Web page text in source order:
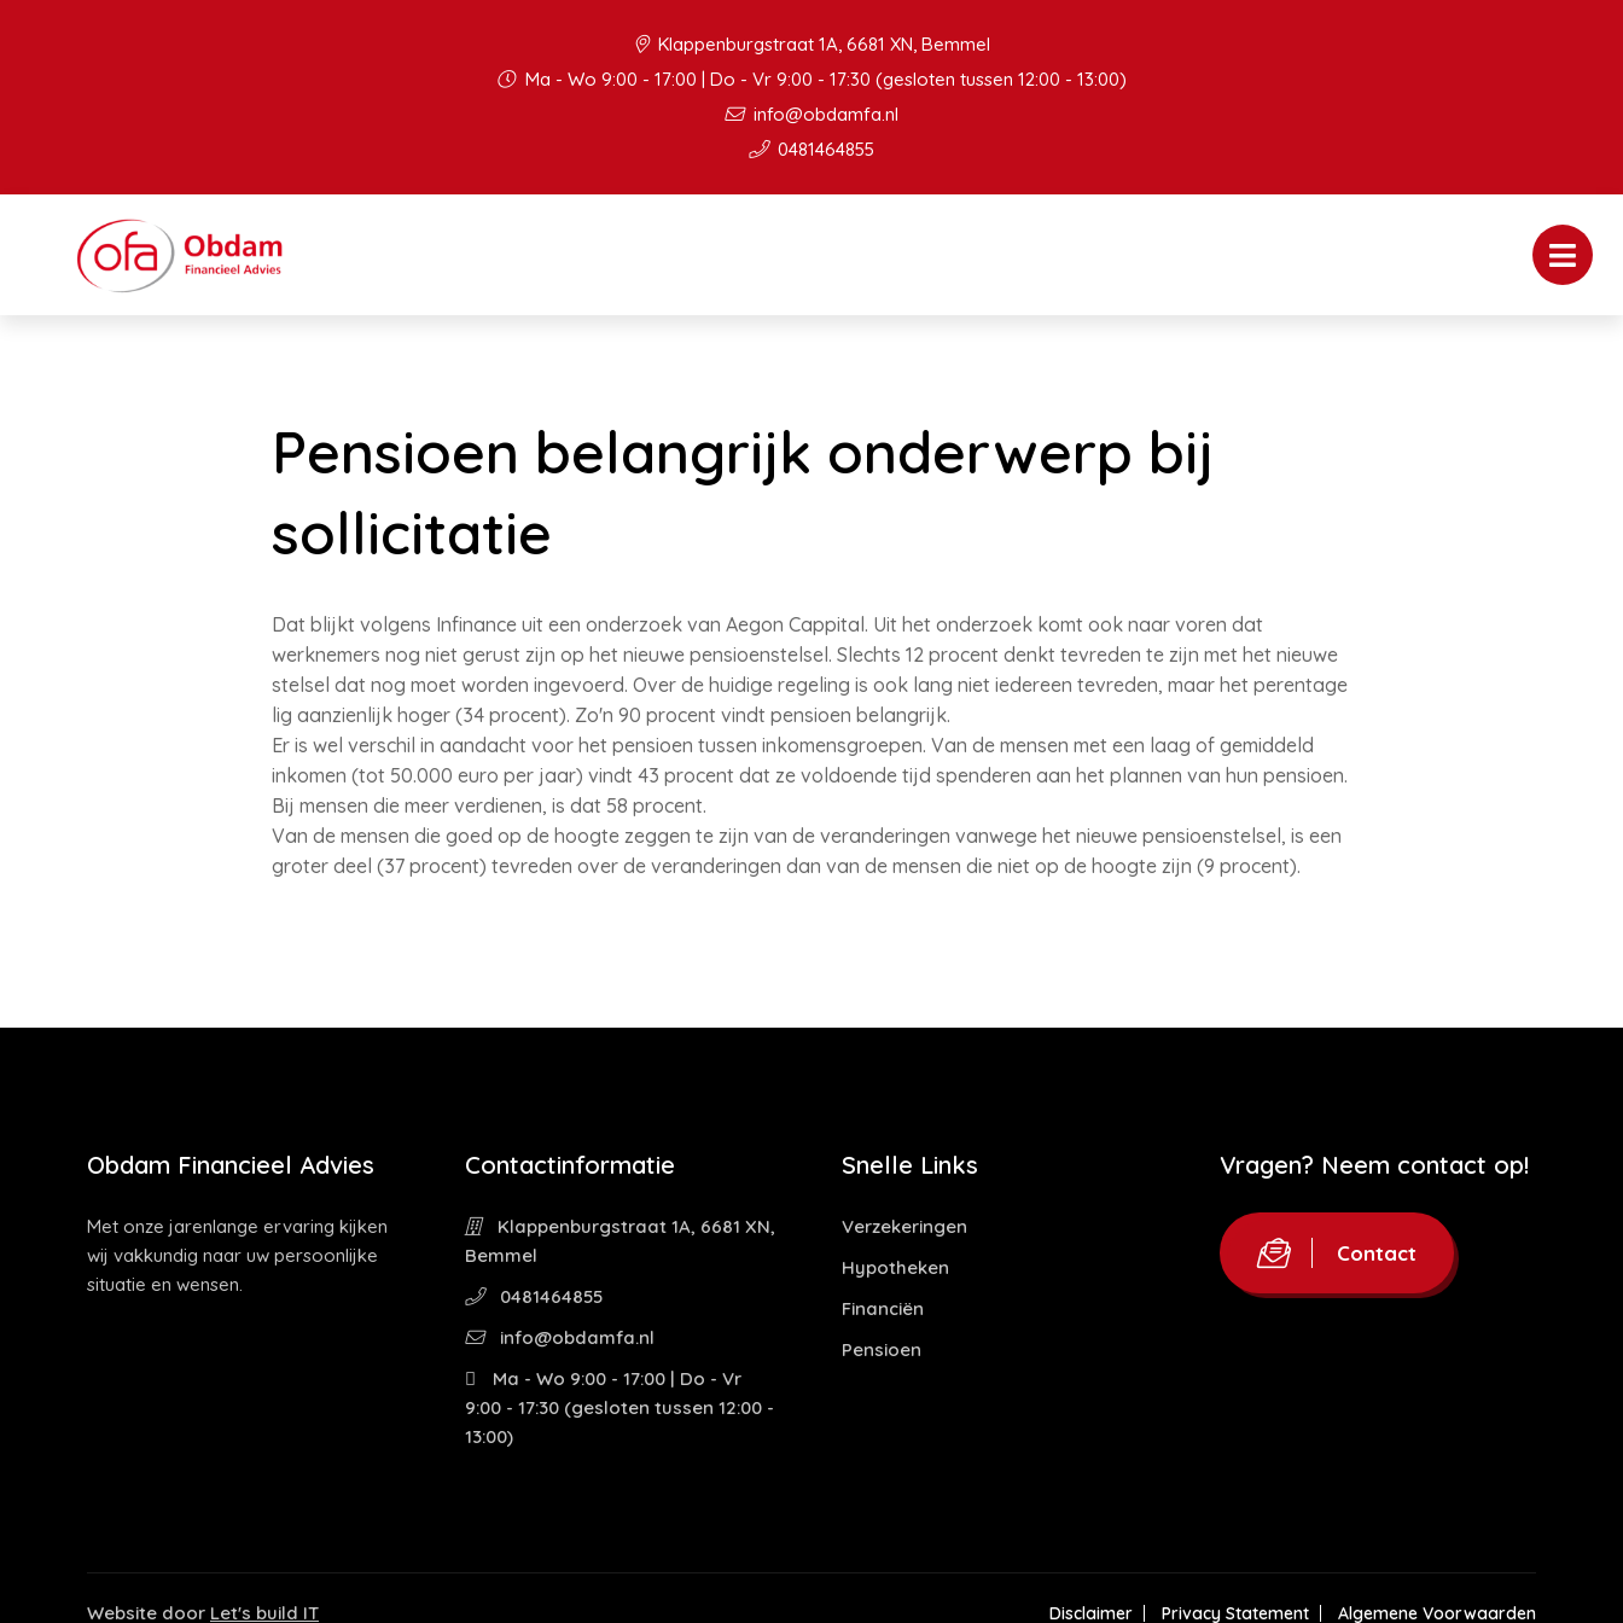
Klappenburgstraat 1A, 6681 XN, Bemmel
Ma - Wo 9:00 - 17:00 | Do - Vr 9:00 - 17:30 (gesloten tussen 12:00 - 13:00)
info@obdamfa.nl
0481464855
Pensioen belangrijk onderwerp bij
sollicitatie
Dat blijkt volgens Infinance uit een onderzoek van Aegon Cappital. Uit het onderzoek komt ook naar voren dat
werknemers nog niet gerust zijn op het nieuwe pensioenstelsel. Slechts 12 procent denkt tevreden te zijn met het nieuwe
stelsel dat nog moet worden ingevoerd. Over de huidige regeling is ook lang niet iedereen tevreden, maar het perentage
lig aanzienlijk hoger (34 procent). Zo'n 90 procent vindt pensioen belangrijk.
Er is wel verschil in aandacht voor het pensioen tussen inkomensgroepen. Van de mensen met een laag of gemiddeld
inkomen (tot 50.000 euro per jaar) vindt 43 procent dat ze voldoende tijd spenderen aan het plannen van hun pensioen.
Bij mensen die meer verdienen, is dat 58 procent.
Van de mensen die goed op de hoogte zeggen te zijn van de veranderingen vanwege het nieuwe pensioenstelsel, is een
groter deel (37 procent) tevreden over de veranderingen dan van de mensen die niet op de hoogte zijn (9 procent).
Obdam Financieel Advies
Met onze jarenlange ervaring kijken
wij vakkundig naar uw persoonlijke
situatie en wensen.
Contactinformatie
Klappenburgstraat 1A, 6681 XN,
Bemmel
0481464855
info@obdamfa.nl
Ma - Wo 9:00 - 17:00 | Do - Vr
9:00 - 17:30 (gesloten tussen 12:00 -
13:00)
Snelle Links
Verzekeringen
Hypotheken
Financiën
Pensioen
Vragen? Neem contact op!
Contact
Website door Let's build IT Disclaimer Privacy Statement Algemene Voorwaarden